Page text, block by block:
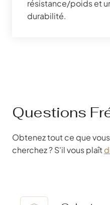
résistance/poids et
durabilité.
Questions
Obtenez tout ce que
cherchez ? S'il vous plaît